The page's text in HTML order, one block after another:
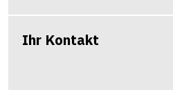
Ihr Kontakt